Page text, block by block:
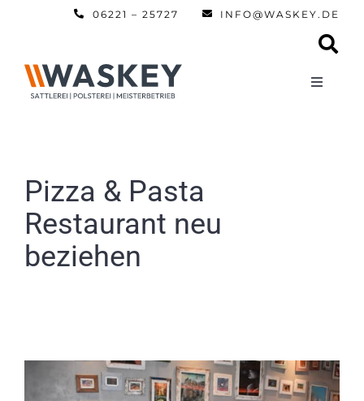
06221 – 25727 INFO@WASKEY.DE
Toggle
Partner
Pizza & Pasta
Restaurant neu
beziehen